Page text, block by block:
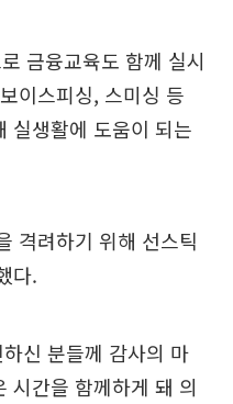
금융교육도 함께 실시
이스피싱, 스미싱 등
실생활에 도움이 되는
격려하기 위해 선스틱
다.
신 분들께 감사의 마
시간을 함께하게 돼 의